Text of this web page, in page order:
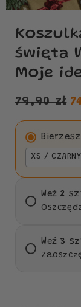
święta
Moje
Cena
regularna
Cena
79,90 zł
XS / CZARNY
Weź 2
Weź 3